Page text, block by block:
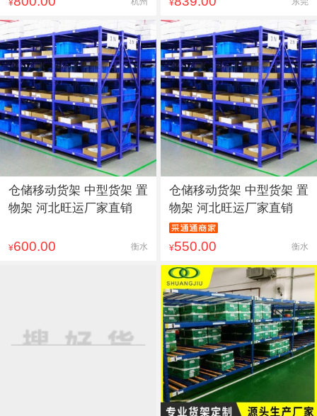
¥ ¥
仓储移动货架 中型货架 置
物架 河北旺运厂家直销
¥600.00 衡水
仓储移动货架 中型货架 置
物架 河北旺运厂家直销
¥550.00 衡水